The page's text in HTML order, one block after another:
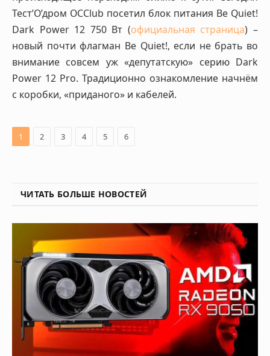
Тест’О’дром OCClub посетил блок питания Be Quiet!
Dark Power 12 750 Вт (официальная страница) –
новый почти флагман Be Quiet!, если не брать во
внимание совсем уж «депутатскую» серию Dark
Power 12 Pro. Традиционно ознакомление начнём
с коробки, «приданого» и кабелей.
1 2 3 4 5 6
ЧИТАТЬ БОЛЬШЕ НОВОСТЕЙ